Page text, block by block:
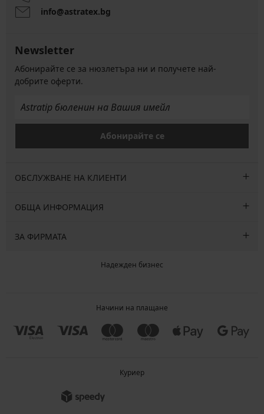
info@astratex.bg
Newsletter
Абонирайте се за нюзлетъра ни и получете най-
добрите оферти.
Абонирайте се
ОБСЛУЖВАНЕ НА КЛИЕНТИ
ОБЩА ИНФОРМАЦИЯ
ЗА ФИРМАТА
Надежден бизнес
Начини на плащане
Куриер